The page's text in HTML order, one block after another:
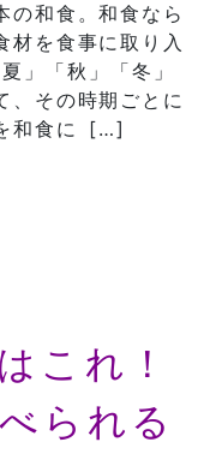
の和食。和食なら
材を食事に取り入
」「秋」「冬」
、その時期ごとに
和食に […]
これ！
られる